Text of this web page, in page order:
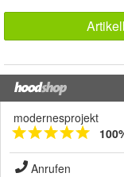
modernesprojekt
Anrufen